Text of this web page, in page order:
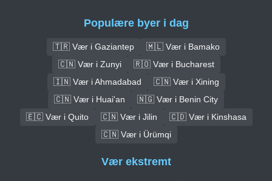
Populære byer i dag
🇹🇷 Vær i Gaziantep
🇲🇱 Vær i Bamako
🇨🇳 Vær i Zunyi
🇷🇴 Vær i Bucharest
🇮🇳 Vær i Ahmadabad
🇨🇳 Vær i Xining
🇨🇳 Vær i Huai'an
🇳🇬 Vær i Benin City
🇪🇨 Vær i Quito
🇨🇳 Vær i Jilin
🇨🇩 Vær i Kinshasa
🇨🇳 Vær i Ürümqi
Vær ekstremt